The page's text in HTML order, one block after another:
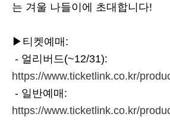
는 겨울 나들이에 초대합니다!
▶티켓예매:
- 얼리버드(~12/31):
https://www.ticketlink.co.kr/
- 일반예매:
https://www.ticketlink.co.kr/